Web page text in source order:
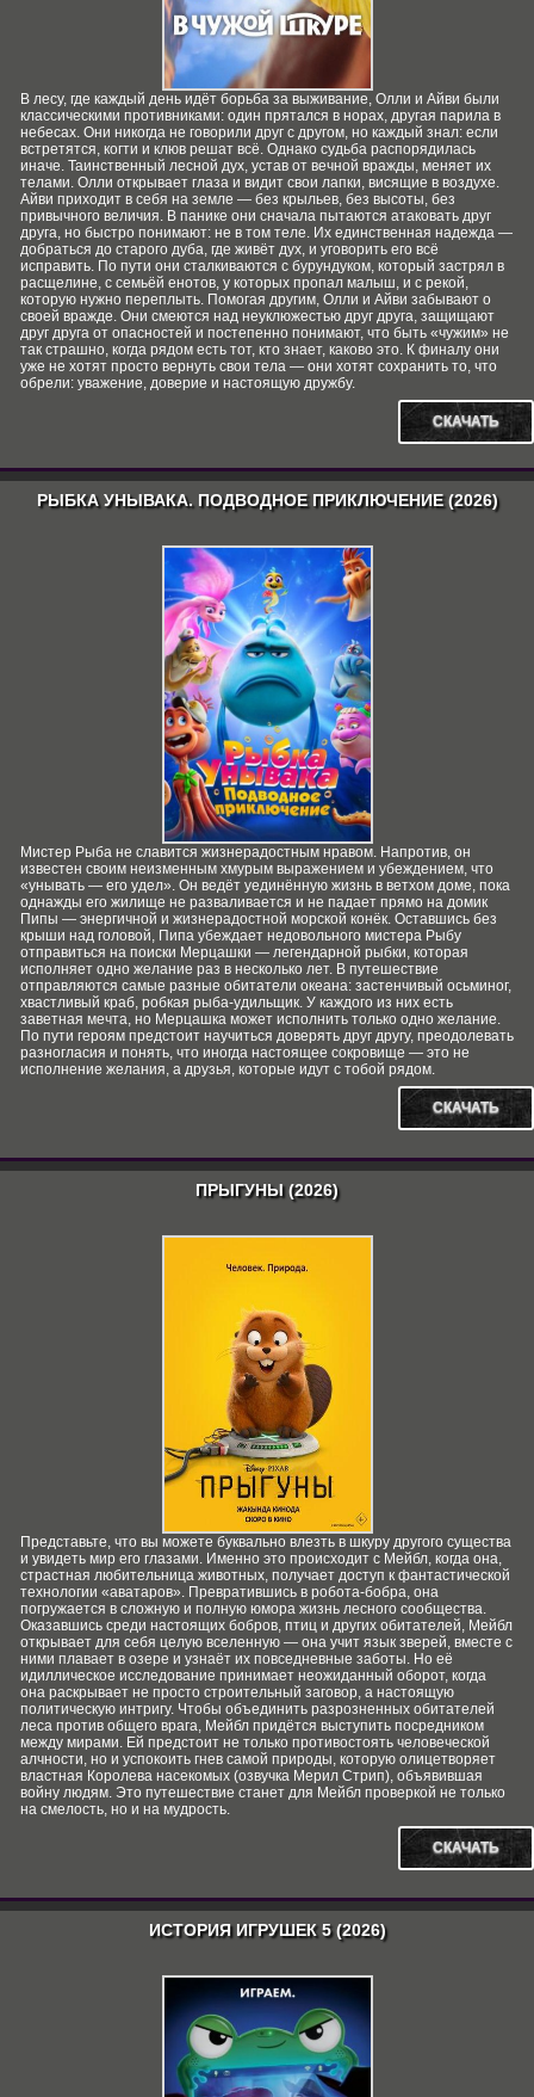
В лесу, где каждый день идёт борьба за выживание, Олли и Айви были
классическими противниками: один прятался в норах, другая парила в
небесах. Они никогда не говорили друг с другом, но каждый знал: если
встретятся, когти и клюв решат всё. Однако судьба распорядилась
иначе. Таинственный лесной дух, устав от вечной вражды, меняет их
телами. Олли открывает глаза и видит свои лапки, висящие в воздухе.
Айви приходит в себя на земле — без крыльев, без высоты, без
привычного величия. В панике они сначала пытаются атаковать друг
друга, но быстро понимают: не в том теле. Их единственная надежда —
добраться до старого дуба, где живёт дух, и уговорить его всё
исправить. По пути они сталкиваются с бурундуком, который застрял в
расщелине, с семьёй енотов, у которых пропал малыш, и с рекой,
которую нужно переплыть. Помогая другим, Олли и Айви забывают о
своей вражде. Они смеются над неуклюжестью друг друга, защищают
друг друга от опасностей и постепенно понимают, что быть «чужим» не
так страшно, когда рядом есть тот, кто знает, каково это. К финалу они
уже не хотят просто вернуть свои тела — они хотят сохранить то, что
обрели: уважение, доверие и настоящую дружбу.
СКАЧАТЬ
РЫБКА УНЫВАКА. ПОДВОДНОЕ ПРИКЛЮЧЕНИЕ (2026)
Мистер Рыба не славится жизнерадостным нравом. Напротив, он
известен своим неизменным хмурым выражением и убеждением, что
«унывать — его удел». Он ведёт уединённую жизнь в ветхом доме, пока
однажды его жилище не разваливается и не падает прямо на домик
Пипы — энергичной и жизнерадостной морской конёк. Оставшись без
крыши над головой, Пипа убеждает недовольного мистера Рыбу
отправиться на поиски Мерцашки — легендарной рыбки, которая
исполняет одно желание раз в несколько лет. В путешествие
отправляются самые разные обитатели океана: застенчивый осьминог,
хвастливый краб, робкая рыба-удильщик. У каждого из них есть
заветная мечта, но Мерцашка может исполнить только одно желание.
По пути героям предстоит научиться доверять друг другу, преодолевать
разногласия и понять, что иногда настоящее сокровище — это не
исполнение желания, а друзья, которые идут с тобой рядом.
СКАЧАТЬ
ПРЫГУНЫ (2026)
Представьте, что вы можете буквально влезть в шкуру другого существа
и увидеть мир его глазами. Именно это происходит с Мейбл, когда она,
страстная любительница животных, получает доступ к фантастической
технологии «аватаров». Превратившись в робота-бобра, она
погружается в сложную и полную юмора жизнь лесного сообщества.
Оказавшись среди настоящих бобров, птиц и других обитателей, Мейбл
открывает для себя целую вселенную — она учит язык зверей, вместе с
ними плавает в озере и узнаёт их повседневные заботы. Но её
идиллическое исследование принимает неожиданный оборот, когда
она раскрывает не просто строительный заговор, а настоящую
политическую интригу. Чтобы объединить разрозненных обитателей
леса против общего врага, Мейбл придётся выступить посредником
между мирами. Ей предстоит не только противостоять человеческой
алчности, но и успокоить гнев самой природы, которую олицетворяет
властная Королева насекомых (озвучка Мерил Стрип), объявившая
войну людям. Это путешествие станет для Мейбл проверкой не только
на смелость, но и на мудрость.
СКАЧАТЬ
ИСТОРИЯ ИГРУШЕК 5 (2026)